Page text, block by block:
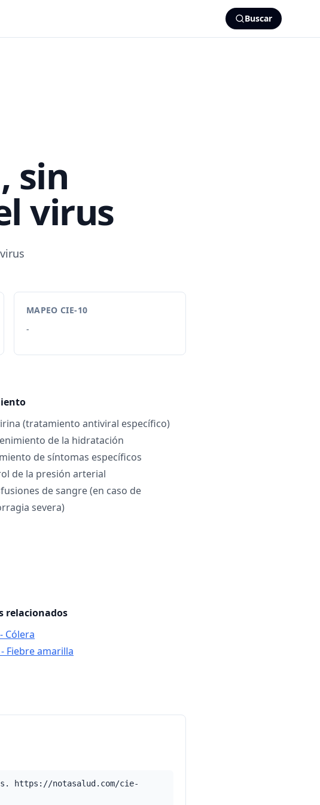
Buscar
sin
virus
MAPEO CIE-10
-
(tratamiento antiviral específico)
de la hidratación
de síntomas específicos
de la presión arterial
de sangre (en caso de
severa)
relacionados
Cólera
Fiebre amarilla
https://notasalud.com/cie-